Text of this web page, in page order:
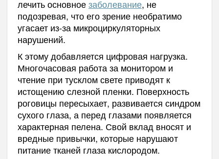
лечить основноезаболевание, не
подозревая, что его зрение необратимо
угасает из-за микроциркуляторных
нарушений.
К этому добавляется цифровая нагрузка.
Многочасовая работа за монитором и
чтение при тусклом свете приводят к
истощению слезной пленки. Поверхность
роговицы пересыхает, развивается синдром
сухого глаза, а перед глазами появляется
характерная пелена. Свой вклад вносят и
вредные привычки, которые нарушают
питание тканей глаза кислородом.